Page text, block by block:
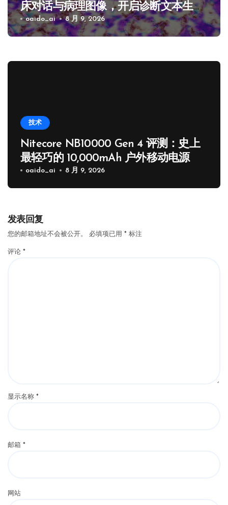
床对话与病理图像，开启诊断文本生成
新范式
oaido_ai 8 月 9, 2026
技术
Nitecore NB10000 Gen 4 评测：史上
最轻巧的 10,000mAh 户外移动电源
oaido_ai 8 月 9, 2026
发表回复
您的邮箱地址不会被公开。 必填项已用 * 标注
评论 *
显示名称 *
邮箱 *
网站